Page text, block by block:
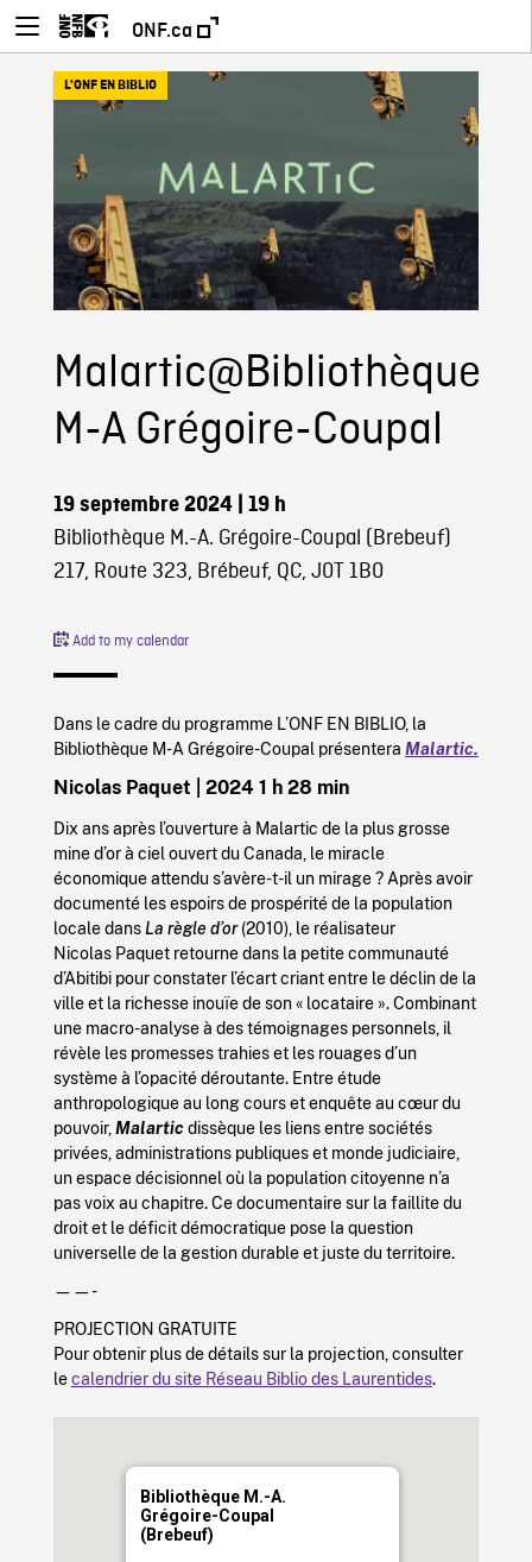
ONF.ca
L'ONF EN BIBLIO
Malartic@Bibliothèque
M-A Grégoire-Coupal
19 septembre 2024| 19 h
Bibliothèque M.-A. Grégoire-Coupal (Brebeuf)
217, Route 323, Brébeuf, QC, J0T 1B0
Add to my calendar
Dans le cadre du programme L’ONF EN BIBLIO, la
Bibliothèque M-A Grégoire-Coupal présentera Malartic.
Nicolas Paquet | 2024 1 h 28 min
Dix ans après l’ouverture à Malartic de la plus grosse
mine d’or à ciel ouvert du Canada, le miracle
économique attendu s’avère-t-il un mirage ? Après avoir
documenté les espoirs de prospérité de la population
locale dans La règle d’or(2010), le réalisateur
Nicolas Paquet retourne dans la petite communauté
d’Abitibi pour constater l’écart criant entre le déclin de la
ville et la richesse inouïe de son « locataire ». Combinant
une macro-analyse à des témoignages personnels, il
révèle les promesses trahies et les rouages d’un
système à l’opacité déroutante. Entre étude
anthropologique au long cours et enquête au cœur du
pouvoir, Malartic dissèque les liens entre sociétés
privées, administrations publiques et monde judiciaire,
un espace décisionnel où la population citoyenne n’a
pas voix au chapitre. Ce documentaire sur la faillite du
droit et le déficit démocratique pose la question
universelle de la gestion durable et juste du territoire.
——-
PROJECTION GRATUITE
Pour obtenir plus de détails sur la projection, consulter
lecalendrier du site Réseau Biblio des Laurentides.
Bibliothèque M.-A.
Grégoire-Coupal
(Brebeuf)